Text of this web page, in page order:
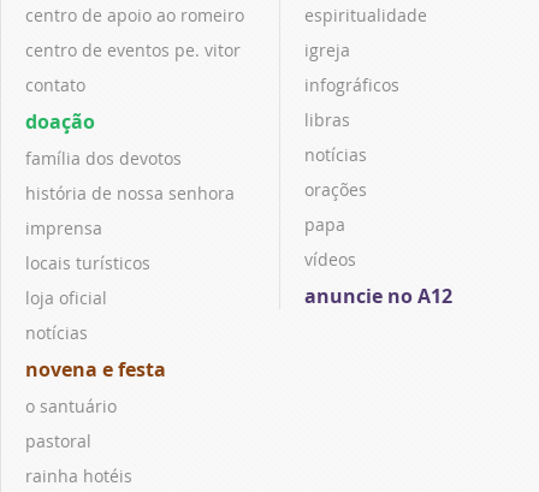
centro de apoio ao romeiro
centro de eventos pe. vitor
contato
doação
família dos devotos
história de nossa senhora
imprensa
locais turísticos
loja oficial
notícias
novena e festa
o santuário
pastoral
rainha hotéis
espiritualidade
igreja
infográficos
libras
notícias
orações
papa
vídeos
anuncie no A12